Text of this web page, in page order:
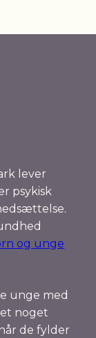
lever
psykisk
og unge
unge med
noget
de fylder